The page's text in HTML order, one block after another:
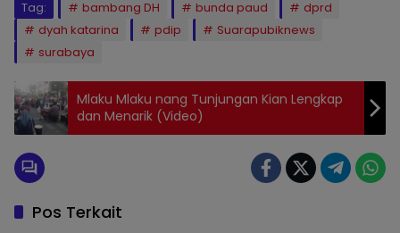
Tag: bambang DH bunda paud
dprd
dyah katarina
pdip
Suarapubiknews
surabaya
Mlaku Mlaku nang Tunjungan Kian Lengkap
dan Menarik (Video)
Pos Terkait